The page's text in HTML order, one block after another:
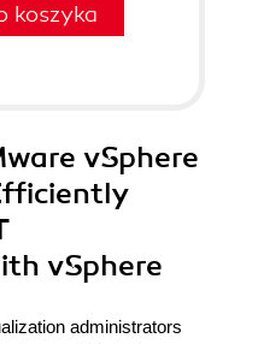
koszyka
vSphere
vSphere
administrators